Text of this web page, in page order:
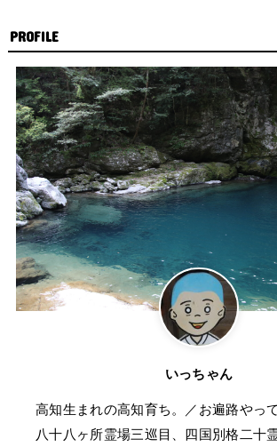
PROFILE
いっちゃん
高知生まれの高知育ち。／お遍路やっ
八十八ヶ所霊場三巡目、四国別格二十